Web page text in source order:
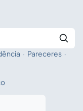
· Pareceres ·